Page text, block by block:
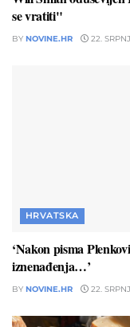
se vratiti"
BY NOVINE.HR 22.
HRVATSKA
‘Nakon pisma
iznenađenja…’
BY NOVINE.HR 22.